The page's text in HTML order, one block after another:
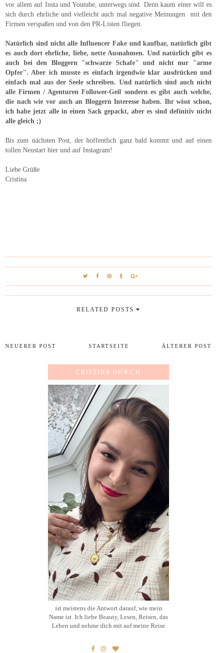
vor allemauf Insta und Youtube, unterwegs sind. Denn kaum einer will es
sich durch ehrliche undvielleicht auch mal negative Meinungen mit den
Firmen verspaßen und von den PR-Listen fliegen.
Natürlich sind nicht alle Influencer Fake und kaufbar, natürlich gibt
es auch dort ehrliche, liebe, nette Ausnahmen. Und natürlich gibt es
auch bei den Bloggern "schwarze Schafe" und nicht nur "arme
Opfer". Aber ich musste es einfach irgendwie klar ausdrücken und
einfach mal aus der Seele schreiben. Und natürlich sind auch nicht
alle Firmen / Agenturen Follower-Geil sondern es gibt auch welche,
die nachwie vor auch an BloggernInteresse haben. Ihr wisst schon,
ich habe jetzt alle in einen Sack gepackt, aber es sind definitivnicht
alle gleich ;)
Bis zum nächsten Post, der hoffentlich ganz bald kommt und auf einen
tollen Neustart hier und auf Instagram!
Liebe Grüße
Cristina
RELATED POSTS
NEUERER POST ÄLTERER POST
STARTSEITE
CRISTINA OHNE H
ist meistens die Antwort darauf, wie mein
Name ist. Ich liebe Beauty, Lesen, Reisen, das
Leben und nehme dich mit auf meine Reise